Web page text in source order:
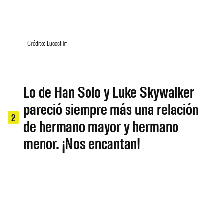
Crédito: Lucasfilm
2
Lo de Han Solo y Luke Skywalker
pareció siempre más una relación
de hermano mayor y hermano
menor. ¡Nos encantan!